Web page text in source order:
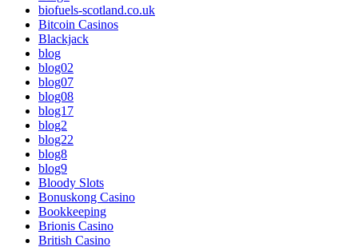
biofuels-scotland.co.uk
Bitcoin Casinos
Blackjack
blog
blog02
blog07
blog08
blog17
blog2
blog22
blog8
blog9
Bloody Slots
Bonuskong Casino
Bookkeeping
Brionis Casino
British Casino